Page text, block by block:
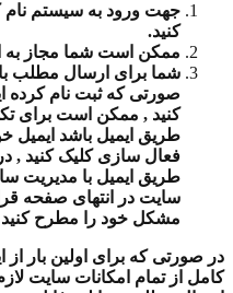
جهت ورود به سیستم نام
کنید.
ممکن است شما مجاز به
شما برای ارسال مطلب
صورتی که ثبت نام کرده
کنید , ممکن است برای
طریق ایمیل باشد ایمیل
فعال سازی کلیک کنید
طریق ایمیل با مدیریت
سایت در انتهای صفحه
مشکل خود را مطرح کنید
در صورتی که برای اولین بار از
کامل از تمام امکانات سایت